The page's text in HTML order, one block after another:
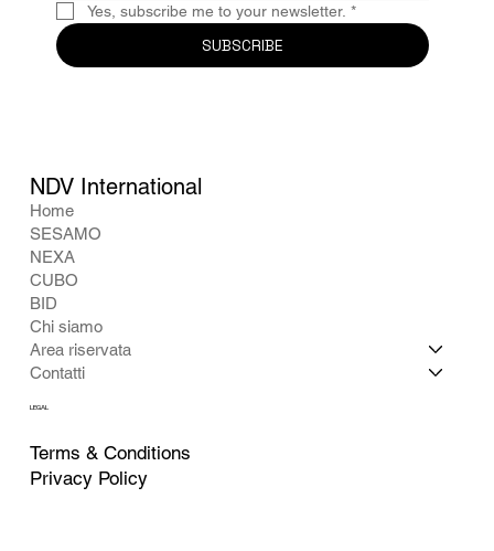
Yes, subscribe me to your newsletter. *
SUBSCRIBE
NDV International
Home
SESAMO
NEXA
CUBO
BID
Chi siamo
Area riservata
Contatti
LEGAL
Terms & Conditions
Privacy Policy